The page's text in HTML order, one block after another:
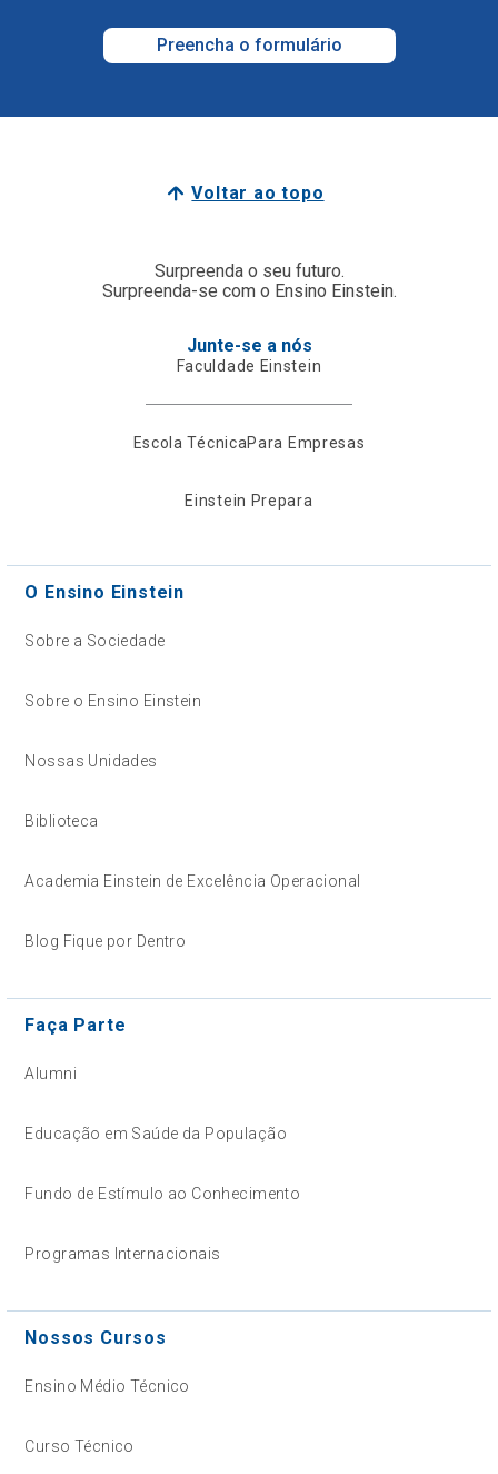
Preencha o formulário
Voltar ao topo
Surpreenda o seu futuro.
Surpreenda-se com o Ensino Einstein.
Junte-se a nós
Faculdade Einstein
Escola TécnicaPara Empresas
Einstein Prepara
O Ensino Einstein
Sobre a Sociedade
Sobre o Ensino Einstein
Nossas Unidades
Biblioteca
Academia Einstein de Excelência Operacional
Blog Fique por Dentro
Faça Parte
Alumni
Educação em Saúde da População
Fundo de Estímulo ao Conhecimento
Programas Internacionais
Nossos Cursos
Ensino Médio Técnico
Curso Técnico